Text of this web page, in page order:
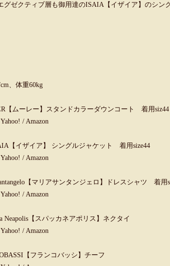
グゼクティブ層も御用達のISAIA【イザイア】のシン
、体重60kg
【ムーレー】スタンドカラーダウンコート 着用siz44
Yahoo! / Amazon
【イザイア】 シングルジャケット 着用size44
Yahoo! / Amazon
【マリアサンタンジェロ】ドレスシャツ 着用
Yahoo! / Amazon
Neapolis【スパッカネアポリス】ネクタイ
Yahoo! / Amazon
【フランコバッシ】チーフ